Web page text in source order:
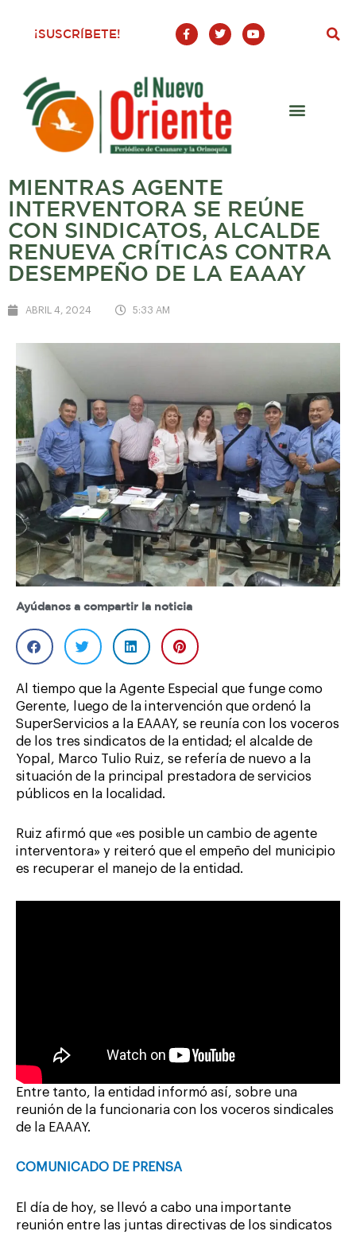
¡SUSCRÍBETE!
F
a
c
o
o
-
T
w
i
Y
o
u
MIENTRAS AGENTE
INTERVENTORA SE REÚNE
CON SINDICATOS, ALCALDE
RENUEVA CRÍTICAS CONTRA
DESEMPEÑO DE LA EAAAY
ABRIL 4, 2024 5:33 AM
Ayúdanos a compartir la noticia
Al tiempo que la Agente Especial que funge como
Gerente, luego de la intervención que ordenó la
SuperServicios a la EAAAY, se reunía con los voceros
de los tres sindicatos de la entidad; el alcalde de
Yopal, Marco Tulio Ruiz, se refería de nuevo a la
situación de la principal prestadora de servicios
públicos en la localidad.
Ruiz afirmó que «es posible un cambio de agente
interventora» y reiteró que el empeño del municipio
es recuperar el manejo de la entidad.
Entre tanto, la entidad informó así, sobre una
reunión de la funcionaria con los voceros sindicales
de la EAAAY.
COMUNICADO DE PRENSA
El día de hoy, se llevó a cabo una importante
reunión entre las juntas directivas de los sindicatos